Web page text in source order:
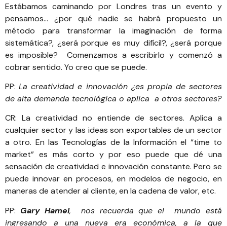
Estábamos caminando por Londres tras un evento y
pensamos… ¿por qué nadie se habrá propuesto un
método para transformar la imaginación de forma
sistemática?, ¿será porque es muy difícil?, ¿será porque
es imposible? Comenzamos a escribirlo y comenzó a
cobrar sentido. Yo creo que se puede.
PP:La creatividad e innovación ¿es propia de sectores
de alta demanda tecnológica o aplica a otros sectores?
CR: La creatividad no entiende de sectores. Aplica a
cualquier sector y las ideas son exportables de un sector
a otro. En las Tecnologías de la Información el “time to
market” es más corto y por eso puede que dé una
sensación de creatividad e innovación constante. Pero se
puede innovar en procesos, en modelos de negocio, en
maneras de atender al cliente, en la cadena de valor, etc.
PP: Gary Hamel, nos recuerda que el mundo está
ingresando a una nueva era económica, a la que